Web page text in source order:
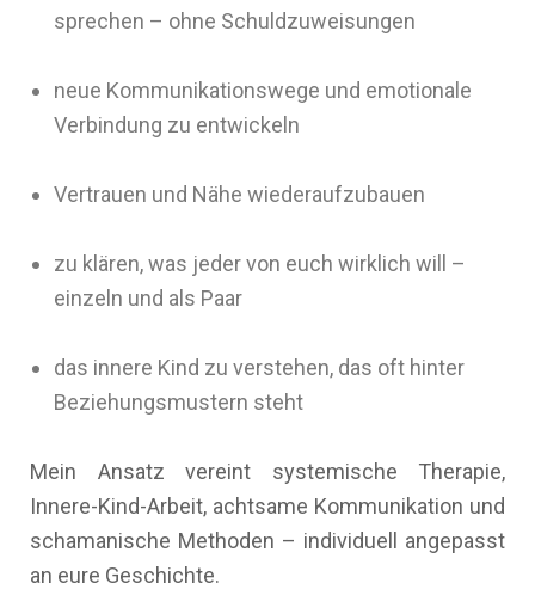
sprechen – ohne Schuldzuweisungen
neue Kommunikationswege und emotionale
Verbindung zu entwickeln
Vertrauen und Nähe wiederaufzubauen
zu klären, was jeder von euch wirklich will –
einzeln und als Paar
das innere Kind zu verstehen, das oft hinter
Beziehungsmustern steht
Mein Ansatz vereint systemische Therapie,
Innere-Kind-Arbeit, achtsame Kommunikation und
schamanische Methoden – individuell angepasst
an eure Geschichte.